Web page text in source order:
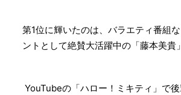
第1位に輝いたのは、バラエティ番組
ントとして絶賛大活躍中の「藤本美貴
YouTubeの「ハロー！ミキティ」で